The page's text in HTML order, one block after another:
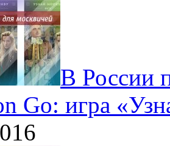
В России
Go: игра